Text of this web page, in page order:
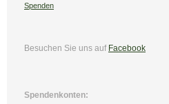
Spenden
Besuchen Sie uns auf Facebook
Spendenkonten: